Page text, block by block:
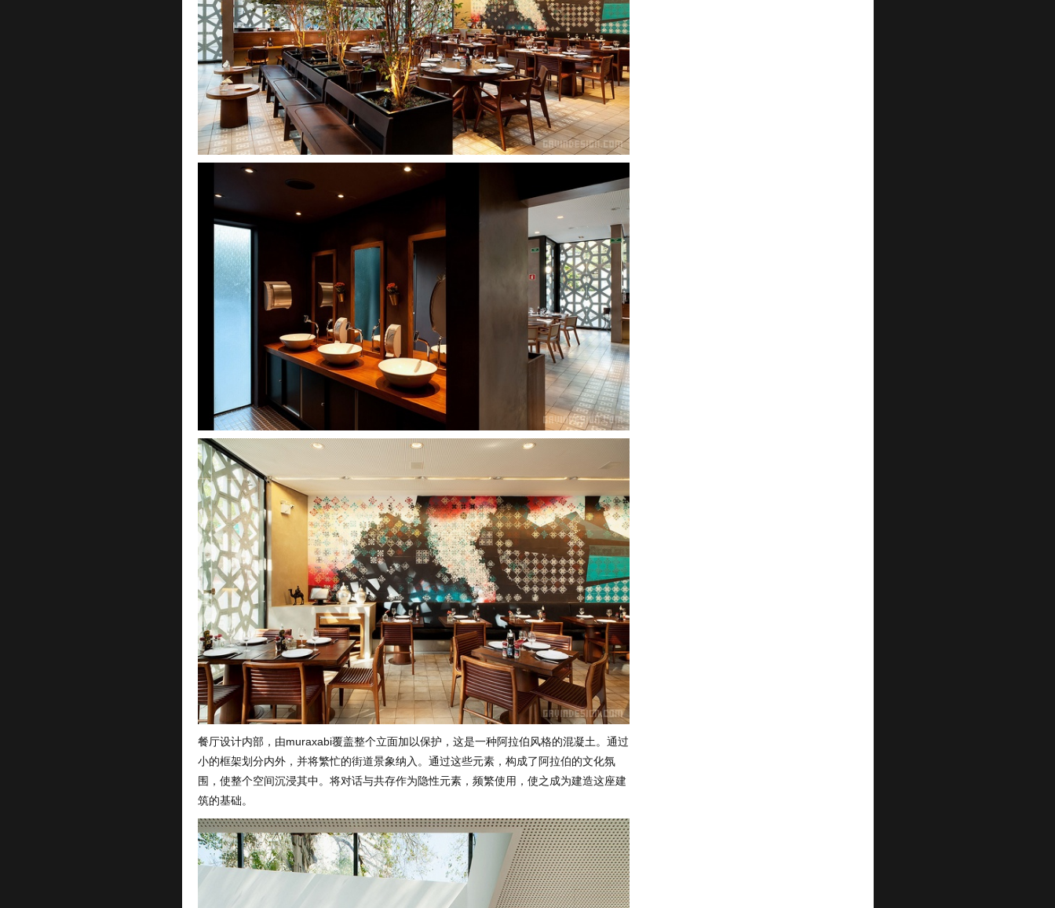
餐厅设计内部，由muraxabi覆盖整个立面加以保护，这是一种阿拉伯风格的混凝土。通过
小的框架划分内外，并将繁忙的街道景象纳入。通过这些元素，构成了阿拉伯的文化氛
围，使整个空间沉浸其中。将对话与共存作为隐性元素，频繁使用，使之成为建造这座建
筑的基础。